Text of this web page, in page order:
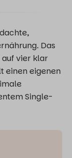
Das
vier klar
einen eigenen
Single-